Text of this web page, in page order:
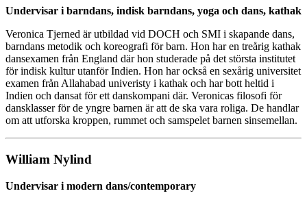
Undervisar i barndans, indisk barndans, yoga och dans, kathak
Veronica Tjerned är utbildad vid DOCH och SMI i skapande dans,
barndans metodik och koreografi för barn. Hon har en treårig kathak
dansexamen från England där hon studerade på det största institutet
för indisk kultur utanför Indien. Hon har också en sexårig universitet
examen från Allahabad univeristy i kathak och har bott heltid i
Indien och dansat för ett danskompani där. Veronicas filosofi för
dansklasser för de yngre barnen är att de ska vara roliga. De handlar
om att utforska kroppen, rummet och samspelet barnen sinsemellan.
William Nylind
Undervisar i modern dans/contemporary